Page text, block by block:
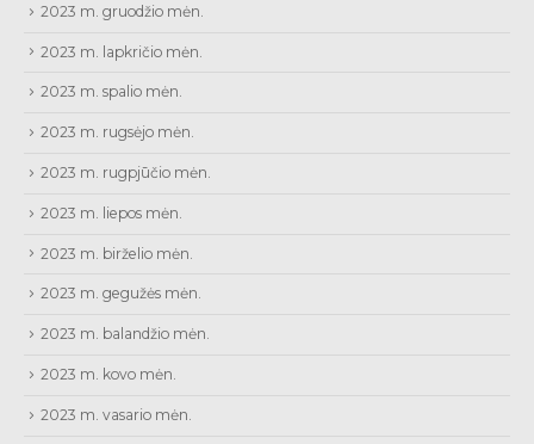
2023 m. gruodžio mėn.
2023 m. lapkričio mėn.
2023 m. spalio mėn.
2023 m. rugsėjo mėn.
2023 m. rugpjūčio mėn.
2023 m. liepos mėn.
2023 m. birželio mėn.
2023 m. gegužės mėn.
2023 m. balandžio mėn.
2023 m. kovo mėn.
2023 m. vasario mėn.